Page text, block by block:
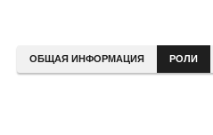
ОБЩАЯ ИНФОРМАЦИЯ РОЛИ